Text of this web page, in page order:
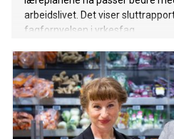
arbeidslivet. Det viser
fagfornyelsen i yrkesfag.